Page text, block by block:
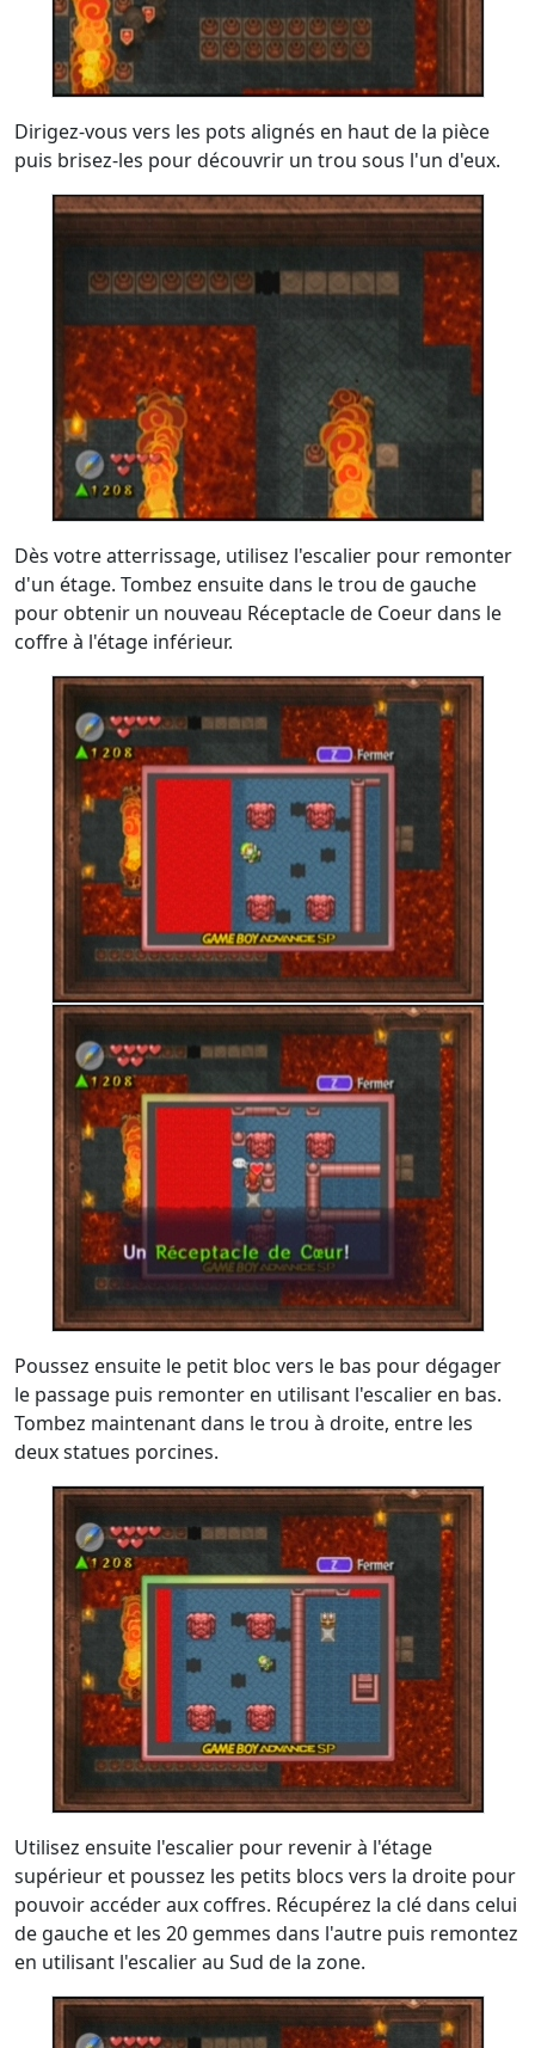
Dirigez-vous vers les pots alignés en haut de la pièce
puis brisez-les pour découvrir un trou sous l'un d'eux.
Dès votre atterrissage, utilisez l'escalier pour remonter
d'un étage. Tombez ensuite dans le trou de gauche
pour obtenir un nouveau Réceptacle de Coeur dans le
coffre à l'étage inférieur.
Poussez ensuite le petit bloc vers le bas pour dégager
le passage puis remonter en utilisant l'escalier en bas.
Tombez maintenant dans le trou à droite, entre les
deux statues porcines.
Utilisez ensuite l'escalier pour revenir à l'étage
supérieur et poussez les petits blocs vers la droite pour
pouvoir accéder aux coffres. Récupérez la clé dans celui
de gauche et les 20 gemmes dans l'autre puis remontez
en utilisant l'escalier au Sud de la zone.